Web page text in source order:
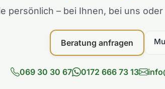
persönlich – bei Ihnen, bei uns
Beratung anfragen
069 30 30 67 0172 666 73 13